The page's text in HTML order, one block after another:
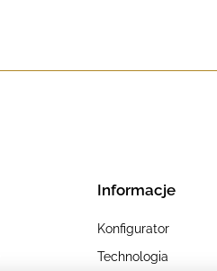
Informacje
Konfigurator
Technologia